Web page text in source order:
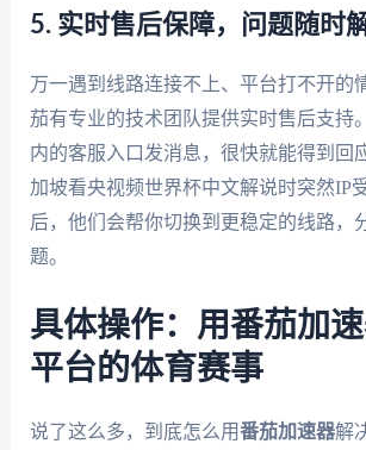
5. 实时售后保障，问题随时
万一遇到线路连接不上、平台打不开的
茄有专业的技术团队提供实时售后支持
内的客服入口发消息，很快就能得到回
加坡看央视频世界杯中文解说时突然IP
后，他们会帮你切换到更稳定的线路，
题。
具体操作：用番茄加
平台的体育赛事
说了这么多，到底怎么用番茄加速器解